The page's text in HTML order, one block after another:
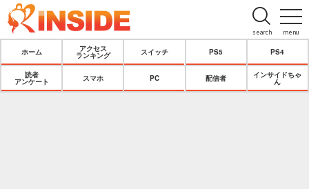
menu
search
ホーム
アクセス
ランキング
スイッチ PS5 PS4
読者
アンケート
スマホ PC 配信者
インサイドちゃ
ん